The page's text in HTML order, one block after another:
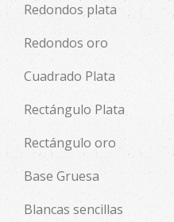
Redondos plata
Redondos oro
Cuadrado Plata
Rectángulo Plata
Rectángulo oro
Base Gruesa
Blancas sencillas